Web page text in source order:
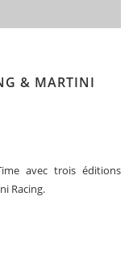
& MARTINI
avec trois éditions
Racing.